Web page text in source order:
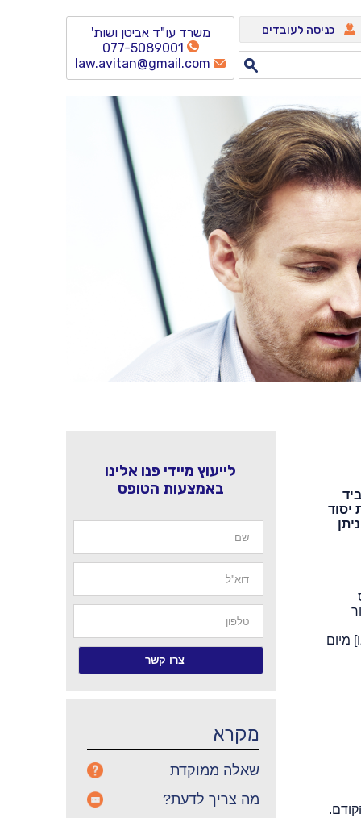
משרד עו"ד אביטן ושות'
077-5089001
law.avitan@gmail.com
כניסה לעובדים
יסוד
מיום
לייעוץ מיידי פנו אלינו
באמצעות הטופס
מקרא
שאלה ממוקדת
מה צריך לדעת?